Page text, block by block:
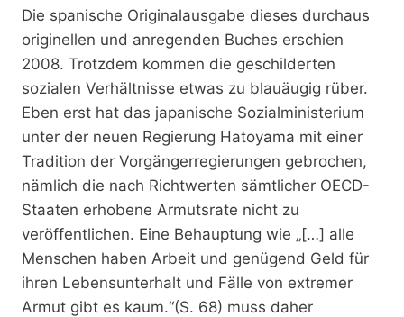
Die spanische Originalausgabe dieses durchaus
originellen und anregenden Buches erschien
2008. Trotzdem kommen die geschilderten
sozialen Verhältnisse etwas zu blauäugig rüber.
Eben erst hat das japanische Sozialministerium
unter der neuen Regierung Hatoyama mit einer
Tradition der Vorgängerregierungen gebrochen,
nämlich die nach Richtwerten sämtlicher OECD-
Staaten erhobene Armutsrate nicht zu
veröffentlichen. Eine Behauptung wie „[…] alle
Menschen haben Arbeit und genügend Geld für
ihren Lebensunterhalt und Fälle von extremer
Armut gibt es kaum.“(S. 68) muss daher